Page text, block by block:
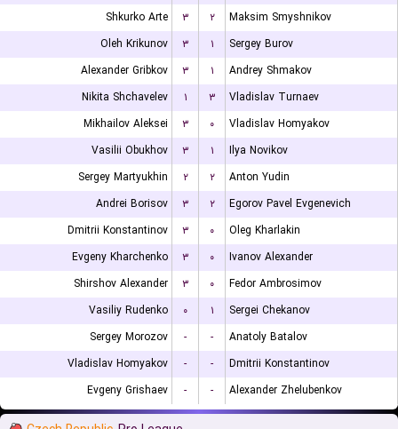
Shkurko Arte
۳ ۲
Maksim Smyshnikov
Oleh Krikunov
۳ ۱
Sergey Burov
Alexander Gribkov
۳ ۱
Andrey Shmakov
Nikita Shchavelev
۱ ۳
Vladislav Turnaev
Mikhailov Aleksei
۳ ۰
Vladislav Homyakov
Vasilii Obukhov
۳ ۱
Ilya Novikov
Sergey Martyukhin
۲ ۲
Anton Yudin
Andrei Borisov
۳ ۲
Egorov Pavel Evgenevich
Dmitrii Konstantinov
۳ ۰
Oleg Kharlakin
Evgeny Kharchenko
۳ ۰
Ivanov Alexander
Shirshov Alexander
۳ ۰
Fedor Ambrosimov
Vasiliy Rudenko
۰ ۱
Sergei Chekanov
Sergey Morozov
- -
Anatoly Batalov
Vladislav Homyakov
- -
Dmitrii Konstantinov
Evgeny Grishaev
- - Alexander Zhelubenkov